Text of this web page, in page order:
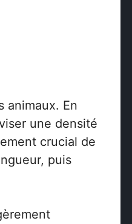
animaux. En
une densité
crucial de
puis